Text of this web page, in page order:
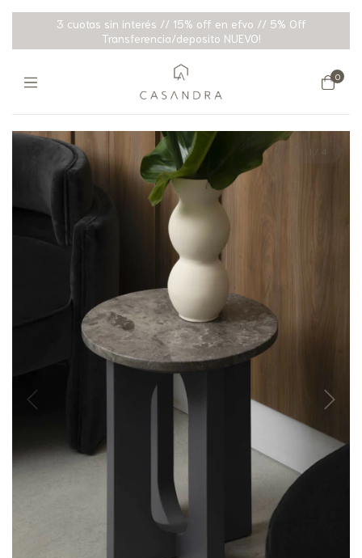
3 cuotas sin interés // 15% off en efvo // 5% Off
Transferencia/deposito NUEVO!
0
1 4